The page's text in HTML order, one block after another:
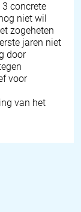
concrete
niet wil
zogeheten
jaren niet
door
voor
van het